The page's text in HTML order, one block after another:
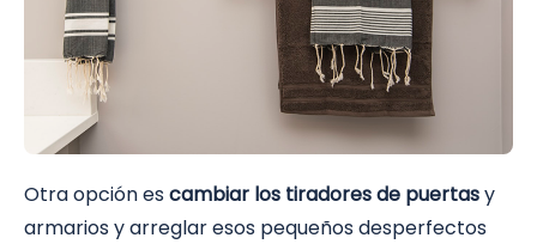
Otra opción escambiar los tiradores de puertasy
armarios y arreglar esos pequeños desperfectos